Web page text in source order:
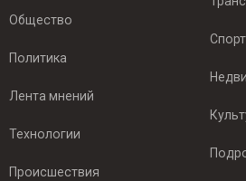
Общество
Политика
Лента мнений
Технологии
Происшествия
Спорт